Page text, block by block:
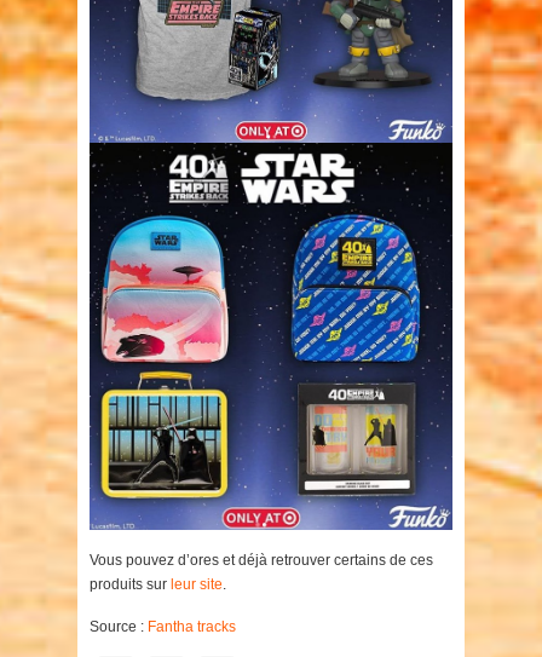
Vous pouvez d’ores et déjà retrouver certains de ces
produits sur leur site.
Source : Fantha tracks